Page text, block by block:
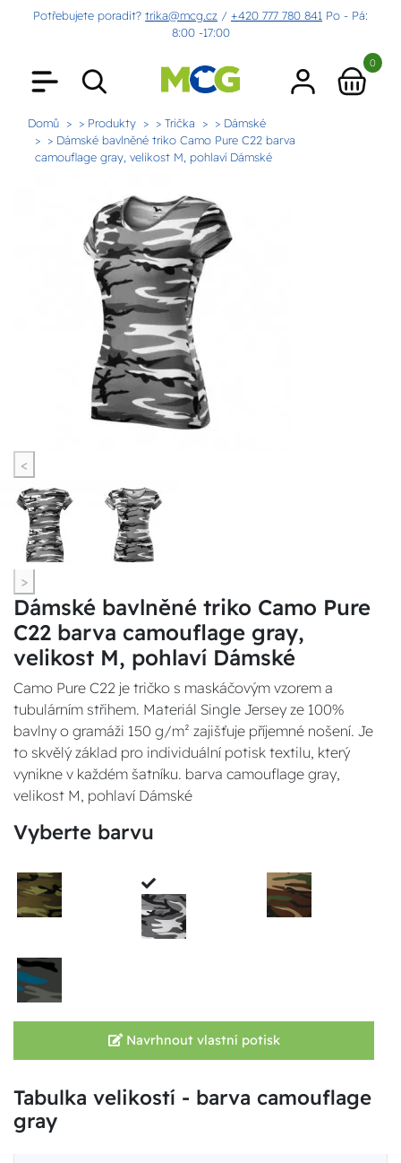
Potřebujete poradit? trika@mcg.cz / +420 777 780 841 Po - Pá:
8:00 -17:00
0
Domů > Produkty > Trička
> Dámské
> Dámské bavlněné triko Camo Pure C22 barva
camouflage gray, velikost M, pohlaví Dámské
<
>
Dámské bavlněné triko Camo Pure
C22 barva camouflage gray,
velikost M, pohlaví Dámské
Camo Pure C22 je tričko s maskáčovým vzorem a
tubulárním střihem. Materiál Single Jersey ze 100%
bavlny o gramáži 150 g/m² zajišťuje příjemné nošení. Je
to skvělý základ pro individuální potisk textilu, který
vynikne v každém šatníku. barva camouflage gray,
velikost M, pohlaví Dámské
Vyberte barvu
Navrhnout vlastní potisk
Tabulka velikostí - barva camouflage
gray